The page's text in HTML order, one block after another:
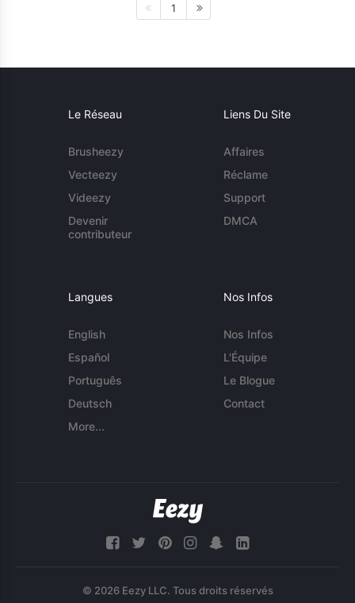
1
Le Réseau
Brusheezy
Vecteezy
Videezy
Devenir
contributeur
Liens Du Site
Affaires
Réclame
Support
DMCA
Langues
English
Español
Português
Deutsch
More...
Nos Infos
Nos Infos
L'Équipe
Le Blogue
Contact
© 2026 Eezy LLC. Tous droits réservés